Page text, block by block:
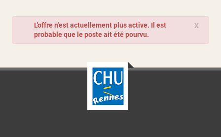
X
L'offre n'est actuellement plus active. Il est
probable que le poste ait été pourvu.